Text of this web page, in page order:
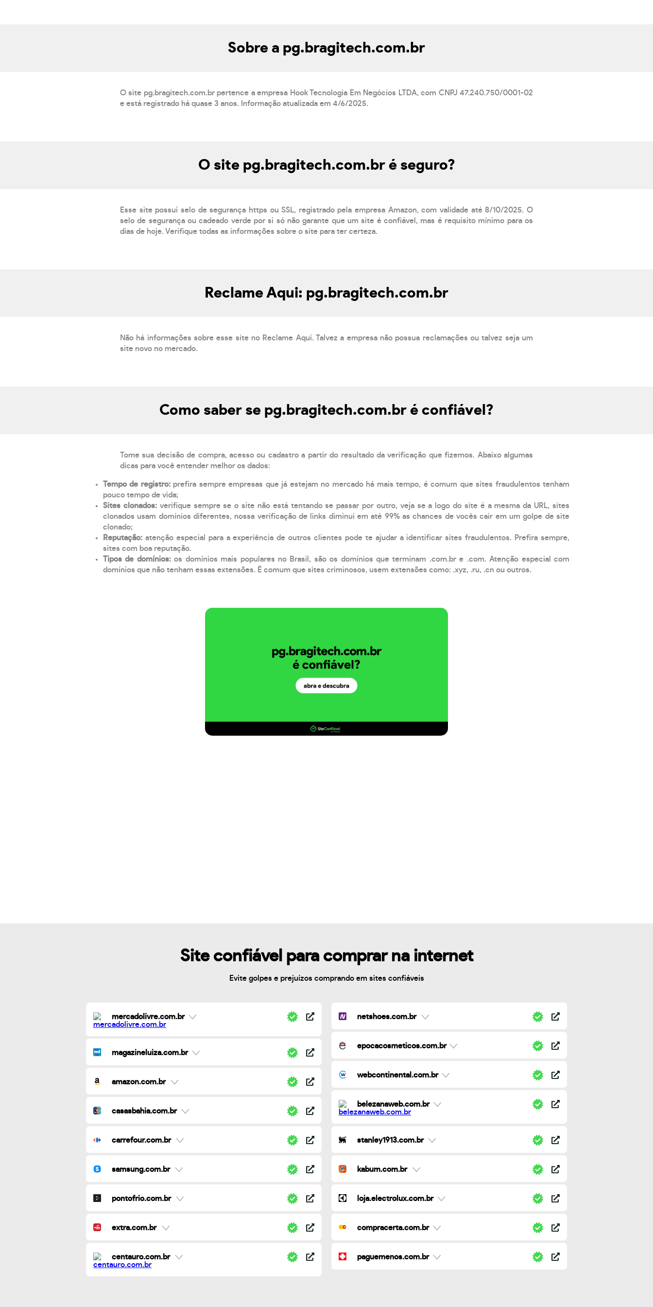
Sobre a pg.bragitech.com.br
O site pg.bragitech.com.br pertence a empresa Hook Tecnologia Em Negócios LTDA, com CNPJ 47.240.750/0001-02
e está registrado há quase 3 anos. Informação atualizada em 4/6/2025.
O site pg.bragitech.com.br é seguro?
Esse site possui selo de segurança https ou SSL, registrado pela empresa Amazon, com validade até 8/10/2025. O
selo de segurança ou cadeado verde por si só não garante que um site é confiável, mas é requisito mínimo para os
dias de hoje. Verifique todas as informações sobre o site para ter certeza.
Reclame Aqui: pg.bragitech.com.br
Não há informações sobre esse site no Reclame Aqui. Talvez a empresa não possua reclamações ou talvez seja um
site novo no mercado.
Como saber se pg.bragitech.com.br é confiável?
Tome sua decisão de compra, acesso ou cadastro a partir do resultado da verificação que fizemos. Abaixo algumas
dicas para você entender melhor os dados:
Tempo de registro: prefira sempre empresas que já estejam no mercado há mais tempo, é comum que sites fraudulentos tenham
pouco tempo de vida;
Sites clonados: verifique sempre se o site não está tentando se passar por outro, veja se a logo do site é a mesma da URL, sites
clonados usam domínios diferentes, nossa verificação de links diminui em até 99% as chances de vocês cair em um golpe de site
clonado;
Reputação: atenção especial para a experiência de outros clientes pode te ajudar a identificar sites fraudulentos. Prefira sempre,
sites com boa reputação.
Tipos de domínios:os domínios mais populares no Brasil, são os domínios que terminam .com.br e .com. Atenção especial com
domínios que não tenham essas extensões. É comum que sites criminosos, usem extensões como: .xyz, .ru, .cn ou outros.
Site confiável para comprar na internet
Evite golpes e prejuízos comprando em sites confiáveis
mercadolivre.com.br
magazineluiza.com.br
amazon.com.br
casasbahia.com.br
carrefour.com.br
samsung.com.br
pontofrio.com.br
extra.com.br
centauro.com.br
netshoes.com.br
epocacosmeticos.com.br
webcontinental.com.br
belezanaweb.com.br
stanley1913.com.br
kabum.com.br
loja.electrolux.com.br
compracerta.com.br
paguemenos.com.br